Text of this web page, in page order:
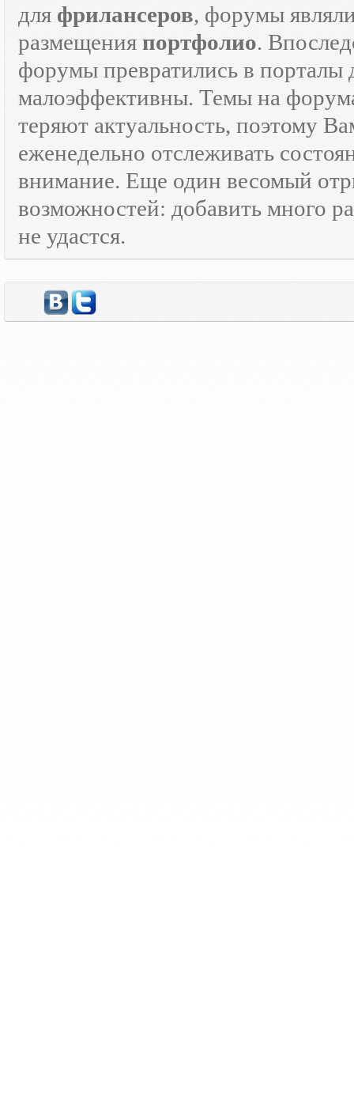
для фрилансеров, форумы
размещения портфолио.
форумы превратились в
малоэффективны. Темы на
теряют актуальность, поэтому
еженедельно отслеживать
внимание. Еще один весомый
возможностей: добавить много
не удастся.